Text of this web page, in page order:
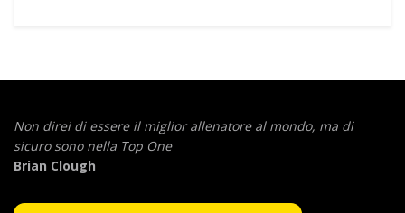
Non direi di essere il miglior allenatore al mondo, ma di
sicuro sono nella Top One
Brian Clough